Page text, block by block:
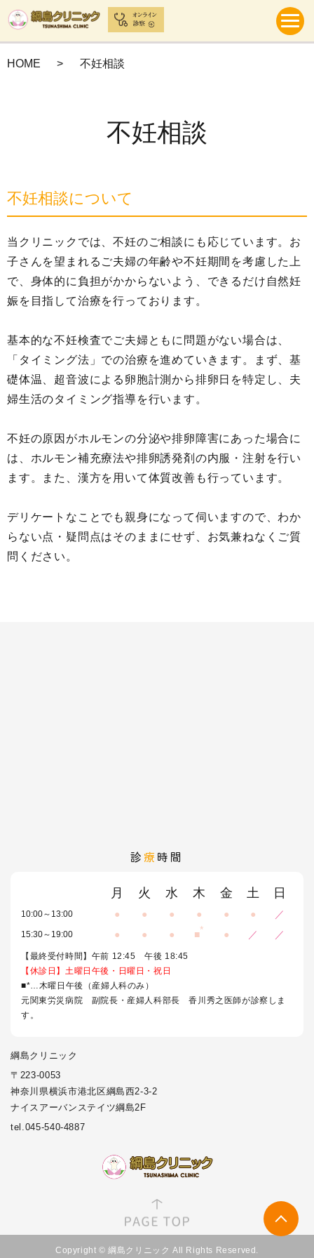
HOME 不妊相談
不妊相談
不妊相談について
当クリニックでは、不妊のご相談にも応じています。お
子さんを望まれるご夫婦の年齢や不妊期間を考慮した上
で、身体的に負担がかからないよう、できるだけ自然妊
娠を目指して治療を行っております。
基本的な不妊検査でご夫婦ともに問題がない場合は、
「タイミング法」での治療を進めていきます。まず、基
礎体温、超音波による卵胞計測から排卵日を特定し、夫
婦生活のタイミング指導を行います。
不妊の原因がホルモンの分泌や排卵障害にあった場合に
は、ホルモン補充療法や排卵誘発剤の内服・注射を行い
ます。また、漢方を用いて体質改善も行っています。
デリケートなことでも親身になって伺いますので、わか
らない点・疑問点はそのままにせず、お気兼ねなくご質
問ください。
診 療 時間
月 火 水 木 金 土 日
10:00～13:00 ● ● ● ● ● ● ／
15:30～19:00 ● ● ● ■* ● ／ ／
【最終受付時間】午前 12:45 午後 18:45
【休診日】土曜日午後・日曜日・祝日
■*…木曜日午後（産婦人科のみ）
元関東労災病院 副院長・産婦人科部長 香川秀之医師が診察しま
す。
綱島クリニック
〒223-0053
神奈川県横浜市港北区綱島西2-3-2
ナイスアーバンステイツ綱島2F
tel.045-540-4887
Copyright © 綱島クリニック All Rights Reserved.